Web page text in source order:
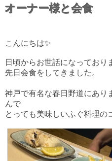
オーナー様と会食
こんにちは✨
日頃からお世話になっており
先日会食をしてきました。
神戸で有名な春日野道にあり
んで
とっても美味しいふぐ料理の